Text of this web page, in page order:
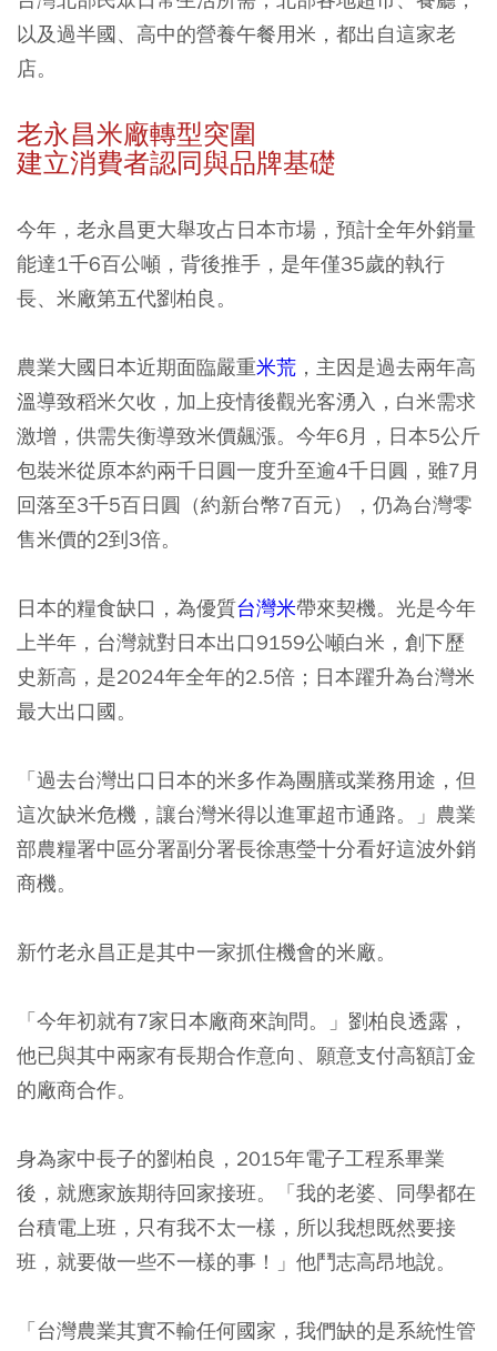
以及過半國、高中的營養午餐用米，都出自這家老
店。
老永昌米廠轉型突圍
建立消費者認同與品牌基礎
今年，老永昌更大舉攻占日本市場，預計全年外銷量
能達1千6百公噸，背後推手，是年僅35歲的執行
長、米廠第五代劉柏良。
農業大國日本近期面臨嚴重米荒 ，主因是過去兩年高
溫導致稻米欠收，加上疫情後觀光客湧入，白米需求
激增，供需失衡導致米價飆漲。今年6月，日本5公斤
包裝米從原本約兩千日圓一度升至逾4千日圓，雖7月
回落至3千5百日圓（約新台幣7百元），仍為台灣零
售米價的2到3倍。
日本的糧食缺口，為優質台灣米帶來契機。光是今年
上半年，台灣就對日本出口9159公噸白米，創下歷
史新高，是2024年全年的2.5倍；日本躍升為台灣米
最大出口國。
「過去台灣出口日本的米多作為團膳或業務用途，但
這次缺米危機，讓台灣米得以進軍超市通路。」農業
部農糧署中區分署副分署長徐惠瑩十分看好這波外銷
商機。
新竹老永昌正是其中一家抓住機會的米廠。
「今年初就有7家日本廠商來詢問。」劉柏良透露，
他已與其中兩家有長期合作意向、願意支付高額訂金
的廠商合作。
身為家中長子的劉柏良，2015年電子工程系畢業
後，就應家族期待回家接班。「我的老婆、同學都在
台積電上班，只有我不太一樣，所以我想既然要接
班，就要做一些不一樣的事！」他鬥志高昂地說。
「台灣農業其實不輸任何國家，我們缺的是系統性管